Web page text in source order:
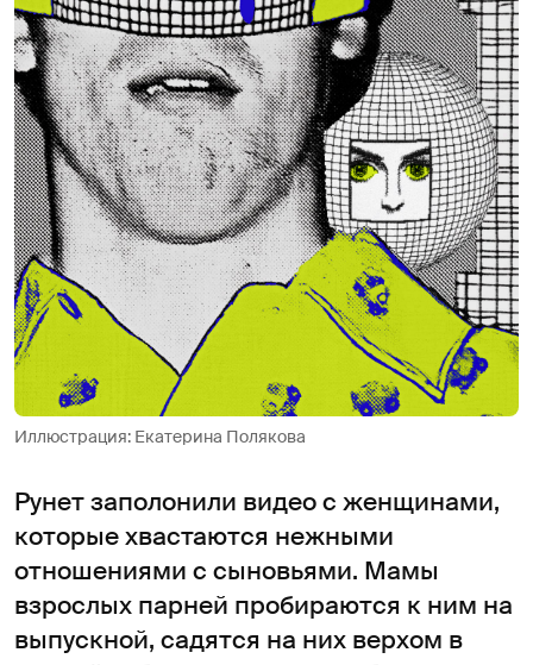
Иллюстрация: Екатерина Полякова
Рунет заполонили видео с женщинами,
которые хвастаются нежными
отношениями с сыновьями. Мамы
взрослых парней пробираются к ним на
выпускной, садятся на них верхом в